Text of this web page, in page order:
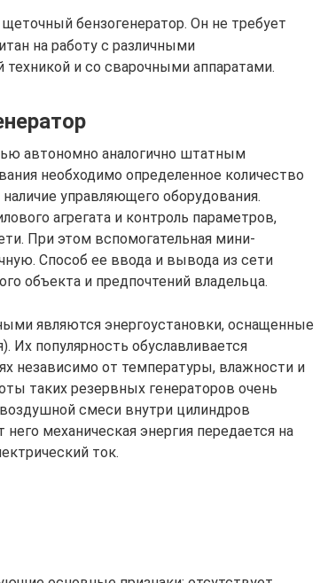
бензогенератор. Он не требует
на работу с различными
и со сварочными аппаратами.
автономно аналогично штатным
необходимо определенное количество
управляющего оборудования.
агрегата и контроль параметров,
При этом вспомогательная мини-
Способ ее ввода и вывода из сети
объекта и предпочтений владельца.
являются энергоустановки, оснащенные
Их популярность обуславливается
независимо от температуры, влажности и
таких резервных генераторов очень
смеси внутри цилиндров
механическая энергия передается на
ток.